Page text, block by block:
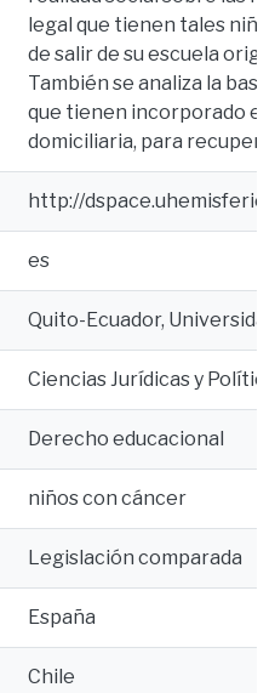
legal que tienen tales
de salir de su escuela
También se analiza la
que tienen incorporado el
domiciliaria, para
http://
es
Quito-Ecuador,
Ciencias Jurídicas y
Derecho educacional
niños con cáncer
Legislación comparada
España
Chile